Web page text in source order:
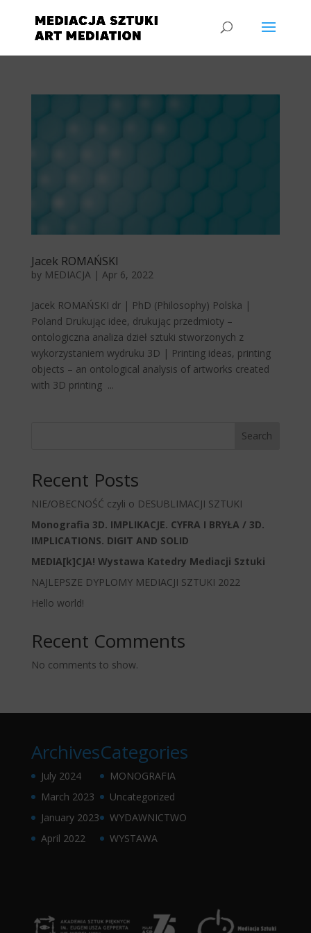
Jacek ROMAŃSKI
by MEDIACJA | Apr 6, 2022
Jacek ROMAŃSKI dr | PhD (Philosophy) Polska |
Poland Drukując idee, drukując przedmioty –
ontologiczna analiza dzieł sztuki stworzonych z
wykorzystaniem wydruku 3D | Printing ideas, printing
objects – an ontological analysis of artworks created
with 3D printing ...
Search
Recent Posts
NIE/OBECNOŚĆ czyli o DESUBLIMACJI SZTUKI
Monografia 3D. IMPLIKACJE. CYFRA I BRYŁA / 3D.
IMPLICATIONS. DIGIT AND SOLID
MEDIA[k]CJA! Wystawa Katedry Mediacji Sztuki
NAJLEPSZE DYPLOMY MEDIACJI SZTUKI 2022
Hello world!
Recent Comments
No comments to show.
Archives
July 2024
March 2023
January 2023
April 2022
Categories
MONOGRAFIA
Uncategorized
WYDAWNICTWO
WYSTAWA